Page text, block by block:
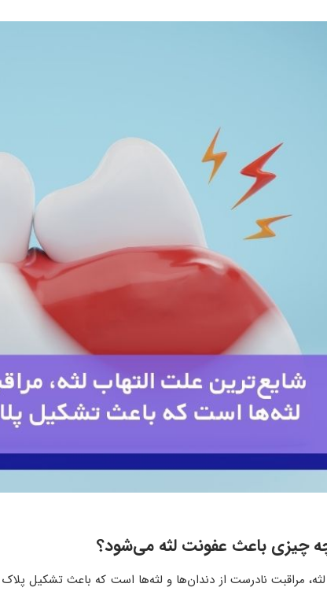
چه چیزی باعث عفونت لثه می‌شود؟
مراقبت نادرست از دندان‌ها و لثه‌ها است که باعث تشکیل